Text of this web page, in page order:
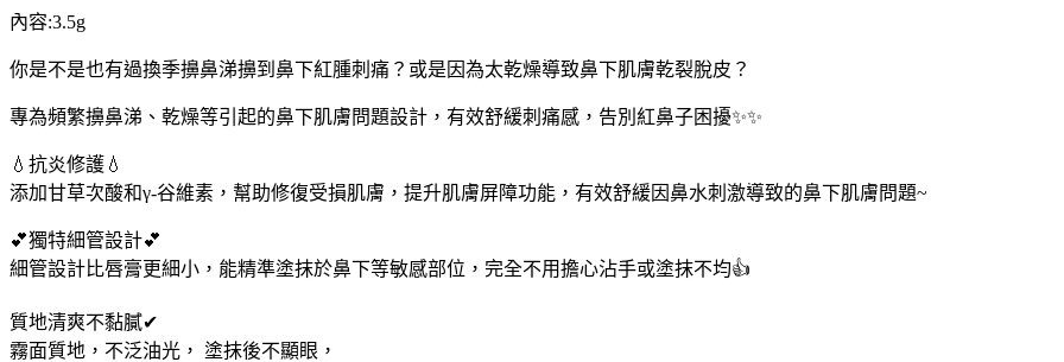
藥
MOLENA
鼻
抗
炎
保
濕
棒
3.5g
量
內容:3.5g
你是不是也有過換季擤鼻涕擤到鼻下紅腫刺痛？或是因為太乾燥導致鼻下肌膚乾裂脫皮？
專為頻繁擤鼻涕、乾燥等引起的鼻下肌膚問題設計，有效舒緩刺痛感，告別紅鼻子困擾✨✨
💧抗炎修護💧
添加甘草次酸和γ-谷維素，幫助修復受損肌膚，提升肌膚屏障功能，有效舒緩因鼻水刺激導致的鼻下肌膚問題~
💕獨特細管設計💕
細管設計比唇膏更細小，能精準塗抹於鼻下等敏感部位，完全不用擔心沾手或塗抹不均👍
質地清爽不黏膩✔
霧面質地，不泛油光， 塗抹後不顯眼，